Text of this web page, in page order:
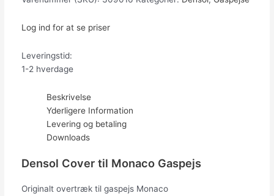
Log ind for at se priser
Leveringstid:
1-2 hverdage
Beskrivelse
Yderligere Information
Levering og betaling
Downloads
Densol Cover til Monaco Gaspejs
Originalt overtræk til gaspejs Monaco